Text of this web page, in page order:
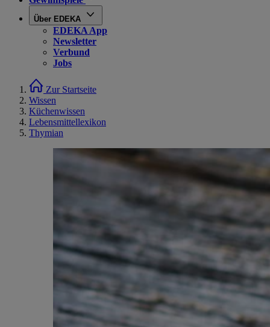
Über EDEKA
EDEKA App
Newsletter
Verbund
Jobs
Zur Startseite
Wissen
Küchenwissen
Lebensmittellexikon
Thymian